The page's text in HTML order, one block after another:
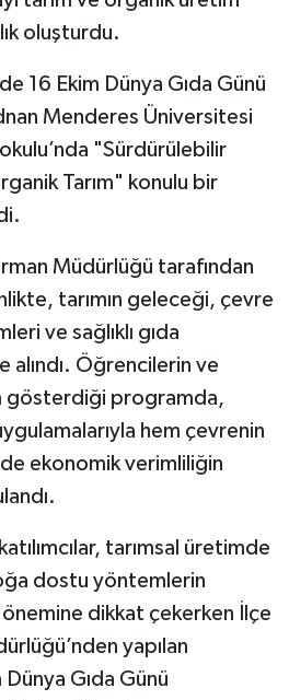
oluşturdu.
16 Ekim Dünya Gıda Günü
Menderes Üniversitesi
"Sürdürülebilir
Tarım" konulu bir
Müdürlüğü tarafından
tarımın geleceği, çevre
ve sağlıklı gıda
alındı. Öğrencilerin ve
gösterdiği programda,
hem çevrenin
ekonomik verimliliğin
tarımsal üretimde
dostu yöntemlerin
önemine dikkat çekerken İlçe
yapılan
Gıda Günü